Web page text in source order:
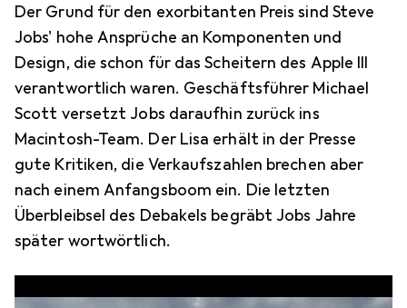
Der Grund für den exorbitanten Preis sind Steve
Jobs' hohe Ansprüche an Komponenten und
Design, die schon für das Scheitern des Apple III
verantwortlich waren. Geschäftsführer Michael
Scott versetzt Jobs daraufhin zurück ins
Macintosh-Team. Der Lisa erhält in der Presse
gute Kritiken, die Verkaufszahlen brechen aber
nach einem Anfangsboom ein. Die letzten
Überbleibsel des Debakels begräbt Jobs Jahre
später wortwörtlich.